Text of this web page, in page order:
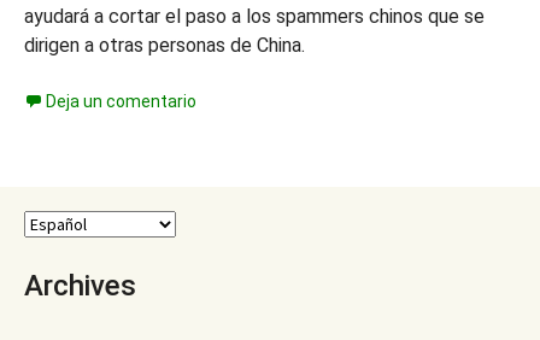
ayudará a cortar el paso a los spammers chinos que se
dirigen a otras personas de China.
Deja un comentario
Archives